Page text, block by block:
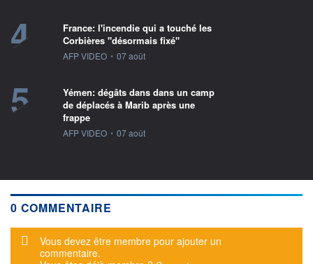
4
France: l'incendie qui a touché les
Corbières "désormais fixé"
information fournie par
AFP VIDEO • 07 août
5
Yémen: dégâts dans dans un camp
de déplacés à Marib après une
frappe
information fournie par
AFP VIDEO • 07 août
0 COMMENTAIRE
Message d'alerte
Vous devez être membre pour ajouter un
commentaire.